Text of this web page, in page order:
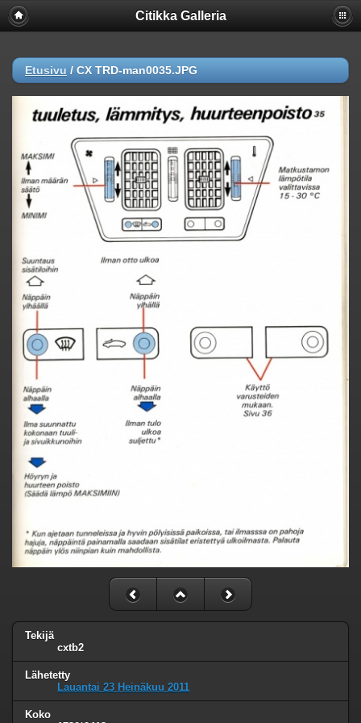
Citikka Galleria
Etusivu / CX TRD-man0035.JPG
Tekijä
cxtb2
Lähetetty
Lauantai 23 Heinäkuu 2011
Koko